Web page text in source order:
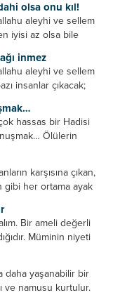
olsa onu kıl!
aleyhi ve sellem
iyisi az olsa bile
Allah arasındaki bir
inmez
aleyhi ve sellem
insanlar çıkacak;
oruçlarını görünce
Onların
hassas bir Hadisi
Ölülerin
ve kusurlarını
fayda da vermez....
karşısına çıkan,
gibi her ortama ayak
mümin gibi
Bir ameli değerli
Müminin niyeti
Gösteriş için
daha yaşanabilir bir
ve namusu kurtulur.